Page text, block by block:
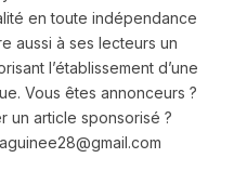
en toute indépendance
aussi à ses lecteurs un
l’établissement d’une
Vous êtes annonceurs ?
un article sponsorisé ?